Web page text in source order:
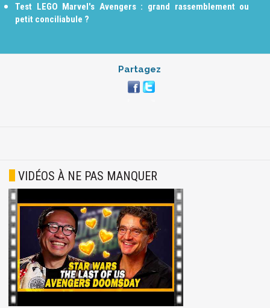
Test LEGO Marvel's Avengers : grand rassemblement ou
petit conciliabule ?
Partagez
VIDÉOS À NE PAS MANQUER